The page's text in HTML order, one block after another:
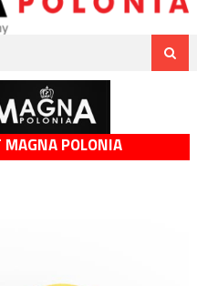
MAGNA POLONIA